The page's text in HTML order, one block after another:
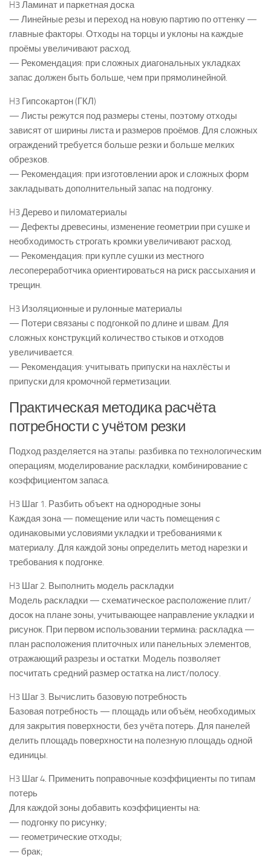
H3 Ламинат и паркетная доска
— Линейные резы и переход на новую партию по оттенку —
главные факторы. Отходы на торцы и уклоны на каждые
проёмы увеличивают расход.
— Рекомендация: при сложных диагональных укладках
запас должен быть больше, чем при прямолинейной.
H3 Гипсокартон (ГКЛ)
— Листы режутся под размеры стены, поэтому отходы
зависят от ширины листа и размеров проёмов. Для сложных
ограждений требуется больше резки и больше мелких
обрезков.
— Рекомендация: при изготовлении арок и сложных форм
закладывать дополнительный запас на подгонку.
H3 Дерево и пиломатериалы
— Дефекты древесины, изменение геометрии при сушке и
необходимость строгать кромки увеличивают расход.
— Рекомендация: при купле сушки из местного
лесопереработчика ориентироваться на риск рассыхания и
трещин.
H3 Изоляционные и рулонные материалы
— Потери связаны с подгонкой по длине и швам. Для
сложных конструкций количество стыков и отходов
увеличивается.
— Рекомендация: учитывать припуски на нахлёсты и
припуски для кромочной герметизации.
Практическая методика расчёта
потребности с учётом резки
Подход разделяется на этапы: разбивка по технологическим
операциям, моделирование раскладки, комбинирование с
коэффициентом запаса.
H3 Шаг 1. Разбить объект на однородные зоны
Каждая зона — помещение или часть помещения с
одинаковыми условиями укладки и требованиями к
материалу. Для каждой зоны определить метод нарезки и
требования к подгонке.
H3 Шаг 2. Выполнить модель раскладки
Модель раскладки — схематическое расположение плит/
досок на плане зоны, учитывающее направление укладки и
рисунок. При первом использовании термина: раскладка —
план расположения плиточных или панельных элементов,
отражающий разрезы и остатки. Модель позволяет
посчитать средний размер остатка на лист/полосу.
H3 Шаг 3. Вычислить базовую потребность
Базовая потребность — площадь или объём, необходимых
для закрытия поверхности, без учёта потерь. Для панелей
делить площадь поверхности на полезную площадь одной
единицы.
H3 Шаг 4. Применить поправочные коэффициенты по типам
потерь
Для каждой зоны добавить коэффициенты на:
— подгонку по рисунку;
— геометрические отходы;
— брак;